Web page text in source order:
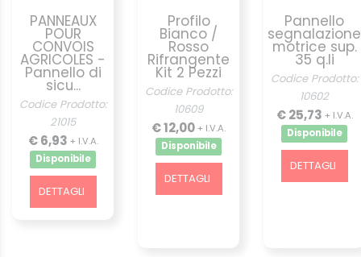
PANNEAUX
POUR
CONVOIS
AGRICOLES -
Pannello di
sicu...
Codice Prodotto:
21015
€ 6,93 + I.V.A.
Disponibile
DETTAGLI
Profilo
Bianco /
Rosso
Rifrangente
Kit 2 Pezzi
Codice Prodotto:
10609
€ 12,00+ I.V.A.
Disponibile
DETTAGLI
Pannello
segnalazione
motrice sup.
35 q.li
Codice Prodotto:
10602
€ 25,73 + I.V.A.
Disponibile
DETTAGLI